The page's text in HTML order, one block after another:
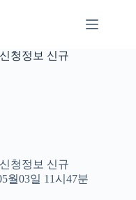
청정보 신규
청정보 신규
월03일 11시47분